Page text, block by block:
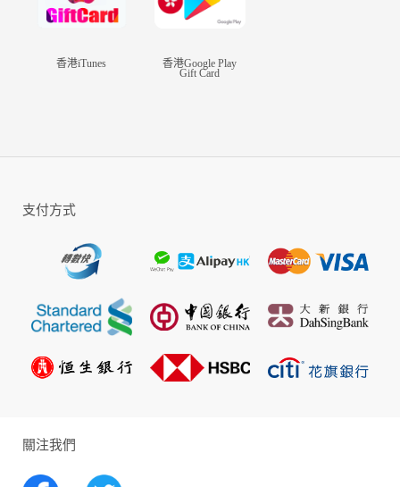
在這個奇幻而美麗的世界中用你自己的方式自
用華麗的技能與聰明的策略和公會成員一同對
任何公會都可以參與，為了公會之名的榮譽之
在激烈的戰場上除了鬥勇，還得鬥智！運用兵
法的力量克敵致勝！
決定王座主人的攻城戰等你指揮。
◈你也能撼動世界！協調者的祭壇！
香港iTunes 香港Google Play
Gift Card
支付方式
關注我們